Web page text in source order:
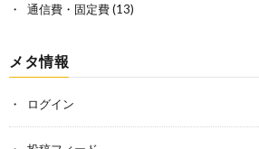
通信費・固定費(13)
メタ情報
ログイン